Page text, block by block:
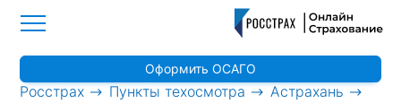
Росстрах > Пункты техосмотра > Астрахань
>
Оформить ОСАГО